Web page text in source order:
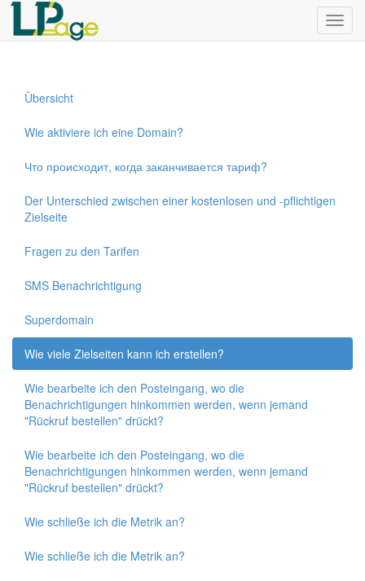
Menü
Übersicht
Wie aktiviere ich eine Domain?
Что происходит, когда заканчивается тариф?
Der Unterschied zwischen einer kostenlosen und -pflichtigen
Zielseite
Fragen zu den Tarifen
SMS Benachrichtigung
Superdomain
Wie viele Zielseiten kann ich erstellen?
Wie bearbeite ich den Posteingang, wo die
Benachrichtigungen hinkommen werden, wenn jemand
"Rückruf bestellen" drückt?
Wie bearbeite ich den Posteingang, wo die
Benachrichtigungen hinkommen werden, wenn jemand
"Rückruf bestellen" drückt?
Wie schließe ich die Metrik an?
Wie schließe ich die Metrik an?